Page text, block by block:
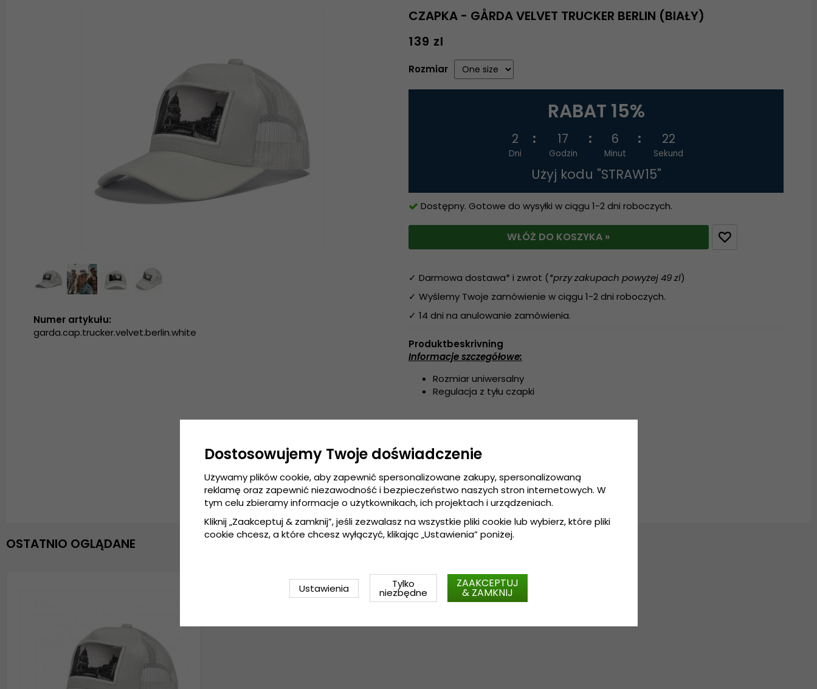
CZAPKA - GÅRDA VELVET TRUCKER BERLIN (BIAŁY)
139 zl
Rozmiar
RABAT 15%
2
Dni
17
Godzin
6
Minut
21
Sekund
Użyj kodu "STRAW15"
Dostępny. Gotowe do wysyłki w ciągu 1-2 dni roboczych.
WŁÓŻ DO KOSZYKA »
✓ Darmowa dostawa* i zwrot (*przy zakupach powyżej 49 zl)
✓ Wyślemy Twoje zamówienie w ciągu 1-2 dni roboczych.
✓ 14 dni na anulowanie zamówienia.
Produktbeskrivning
Informacje szczegółowe:
Rozmiar uniwersalny
Regulacja z tyłu czapki
Przewodnik po rozmiarach:
Numer artykułu:
garda.cap.trucker.velvet.berlin.white
OSTATNIO OGLĄDANE
Dostosowujemy Twoje doświadczenie
Używamy plików cookie, aby zapewnić spersonalizowane zakupy, spersonalizowaną
reklamę oraz zapewnić niezawodność i bezpieczeństwo naszych stron internetowych. W
tym celu zbieramy informacje o użytkownikach, ich projektach i urządzeniach.
Kliknij „Zaakceptuj & zamknij”, jeśli zezwalasz na wszystkie pliki cookie lub wybierz, które pliki
cookie chcesz, a które chcesz wyłączyć, klikając „Ustawienia” poniżej.
Ustawienia Tylko
niezbędne
ZAAKCEPTUJ
& ZAMKNIJ